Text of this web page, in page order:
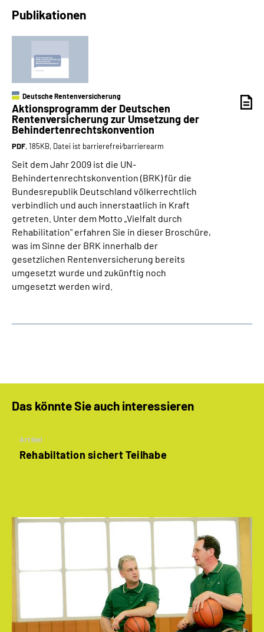
Publikationen
Deutsche Rentenversicherung
Aktionsprogramm der Deutschen
Rentenversicherung zur Umsetzung der
Behindertenrechtskonvention
PDF, 185KB, Datei ist barrierefrei⁄barrierearm
Seit dem Jahr 2009 ist die UN-
Behindertenrechtskonvention (BRK) für die
Bundesrepublik Deutschland völkerrechtlich
verbindlich und auch innerstaatlich in Kraft
getreten. Unter dem Motto „Vielfalt durch
Rehabilitation" erfahren Sie in dieser Broschüre,
was im Sinne der BRK innerhalb der
gesetzlichen Rentenversicherung bereits
umgesetzt wurde und zukünftig noch
umgesetzt werden wird.
Das könnte Sie auch interessieren
Artikel
Rehabiltation sichert Teilhabe